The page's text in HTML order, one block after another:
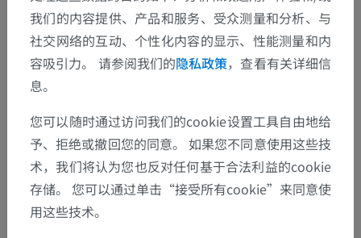
我们的内容提供、产品和服务、受众测量和分析、与
社交网络的互动、个性化内容的显示、性能测量和内
容吸引力。 请参阅我们的隐私政策，查看有关详细信
息。
您可以随时通过访问我们的cookie设置工具自由地给
予、拒绝或撤回您的同意。 如果您不同意使用这些技
术，我们将认为您也反对任何基于合法利益的cookie
存储。 您可以通过单击“接受所有cookie”来同意使
用这些技术。